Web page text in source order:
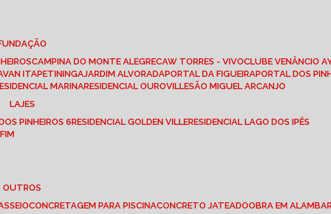
FUNDAÇÃO
CAMPINA DO MONTE ALEGRE CAW TORRES - VIVO CLUBE VENÂNCIO
ITAPETININGA JARDIM ALVORADA PORTAL DA FIGUEIRA PORTAL DOS
RESIDENCIAL MARINA RESIDENCIAL OUROVILLE SÃO MIGUEL ARCANJO
LAJES
PINHEIROS 6 RESIDENCIAL GOLDEN VILLE RESIDENCIAL LAGO DOS IPÊS
OUTROS
CONCRETAGEM PARA PISCINA CONCRETO JATEADO
OBRA EM